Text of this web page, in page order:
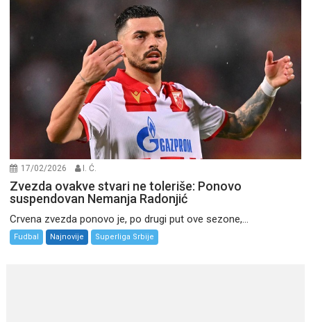
17/02/2026 I. Ć.
Zvezda ovakve stvari ne toleriše: Ponovo
suspendovan Nemanja Radonjić
Crvena zvezda ponovo je, po drugi put ove sezone,...
Fudbal Najnovije Superliga Srbije